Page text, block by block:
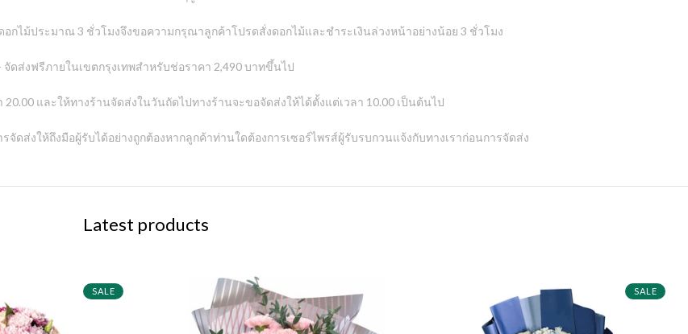
อกไม้ประมาณ 3 ชั่วโมงจึงขอความกรุณาลูกค้าโปรดสั่งดอกไม้และชำระเงินล่วงหน้าอย่างน้อย 3 ชั่วโมง
จัดส่งฟรีภายในเขตกรุงเทพสำหรับช่อราคา 2,490 บาทขึ้นไป
และให้ทางร้านจัดส่งในวันถัดไปทางร้านจะขอจัดส่งให้ได้ตั้งแต่เวลา 10.00 เป็นต้นไป
จัดส่งให้ถึงมือผู้รับได้อย่างถูกต้องหากลูกค้าท่านใดต้องการเซอร์ไพรส์ผู้รับรบกวนแจ้งกับทางเราก่อนการจัดส่ง
Latest products
SALE SALE